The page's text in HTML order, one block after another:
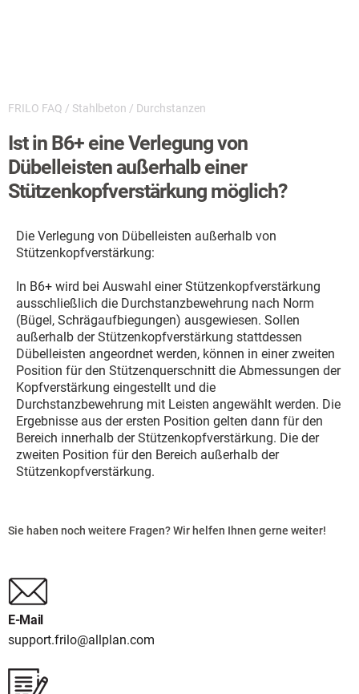
FRILO FAQ / Stahlbeton / Durchstanzen
Ist in B6+ eine Verlegung von
Dübelleisten außerhalb einer
Stützenkopfverstärkung möglich?
Die Verlegung von Dübelleisten außerhalb von
Stützenkopfverstärkung:
In B6+ wird bei Auswahl einer Stützenkopfverstärkung
ausschließlich die Durchstanzbewehrung nach Norm
(Bügel, Schrägaufbiegungen) ausgewiesen. Sollen
außerhalb der Stützenkopfverstärkung stattdessen
Dübelleisten angeordnet werden, können in einer zweiten
Position für den Stützenquerschnitt die Abmessungen der
Kopfverstärkung eingestellt und die
Durchstanzbewehrung mit Leisten angewählt werden. Die
Ergebnisse aus der ersten Position gelten dann für den
Bereich innerhalb der Stützenkopfverstärkung. Die der
zweiten Position für den Bereich außerhalb der
Stützenkopfverstärkung.
Sie haben noch weitere Fragen? Wir helfen Ihnen gerne weiter!
E-Mail
support.frilo@allplan.com